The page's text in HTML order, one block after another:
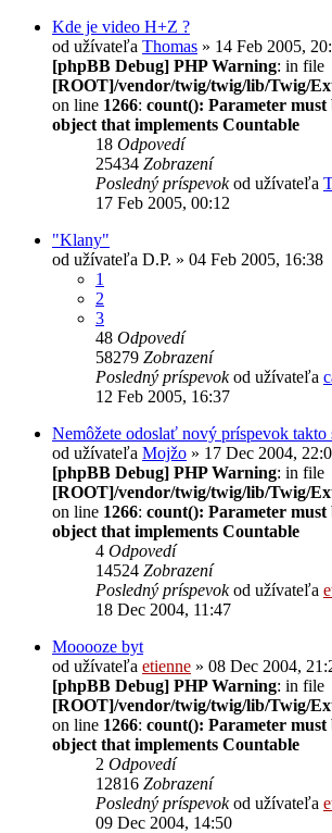
Kde je video H+Z ?
od užívateľa Thomas » 14 Feb 2005,
[phpBB Debug] PHP Warning: in file
[ROOT]/vendor/twig/twig/lib/Twig/
on line 1266: count(): Parameter
object that implements Countable
18 Odpovedí
25434 Zobrazení
Posledný príspevokod užívateľa
17 Feb 2005, 00:12
"Klany"
od užívateľa D.P. » 04 Feb 2005, 16:38
1
2
3
48 Odpovedí
58279 Zobrazení
Posledný príspevokod užívateľa
12 Feb 2005, 16:37
Nemôžete odoslať nový príspevok takto
od užívateľa Mojžo » 17 Dec 2004,
[phpBB Debug] PHP Warning: in file
[ROOT]/vendor/twig/twig/lib/Twig/
on line 1266: count(): Parameter
object that implements Countable
4 Odpovedí
14524 Zobrazení
Posledný príspevokod užívateľa
18 Dec 2004, 11:47
Mooooze byt
od užívateľa etienne » 08 Dec 2004,
[phpBB Debug] PHP Warning: in file
[ROOT]/vendor/twig/twig/lib/Twig/
on line 1266: count(): Parameter
object that implements Countable
2 Odpovedí
12816 Zobrazení
Posledný príspevokod užívateľa
09 Dec 2004, 14:50